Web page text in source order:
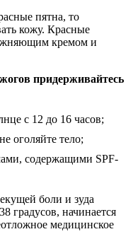
пятна, то
кожу. Красные
кремом и
придерживайтесь
с 12 до 16 часов;
оголяйте тело;
содержащими SPF-
боли и зуда
градусов, начинается
медицинское